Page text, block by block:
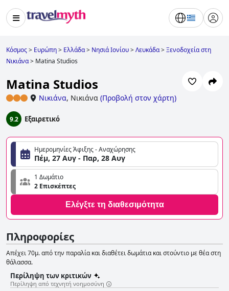
Κόσμος> Ευρώπη> Ελλάδα> Νησιά Ιονίου>Λευκάδα>Ξενοδοχεία στη
Νικιάνα> Matina Studios
Matina Studios
Νικιάνα, Νικιάνα (Προβολή στον χάρτη)
9.2 Εξαιρετικό
Ημερομηνίες Άφιξης - Αναχώρησης
Πέμ, 27 Αυγ - Παρ, 28 Αυγ
1 Δωμάτιο
2 Επισκέπτες
Ελέγξτε τη διαθεσιμότητα
Πληροφορίες
Απέχει 70μ. από την παραλία και διαθέτει δωμάτια και στούντιο με θέα στη
θάλασσα.
Περίληψη των κριτικών
Περίληψη από τεχνητή νοημοσύνη